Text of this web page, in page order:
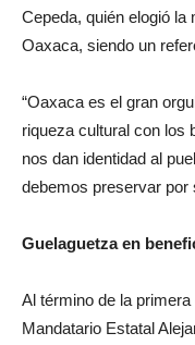
Cepeda, quién elogió
Oaxaca, siendo un
“Oaxaca es el gran
riqueza cultural con los
nos dan identidad al
debemos preservar por
Guelaguetza en
Al término de la
Mandatario Estatal